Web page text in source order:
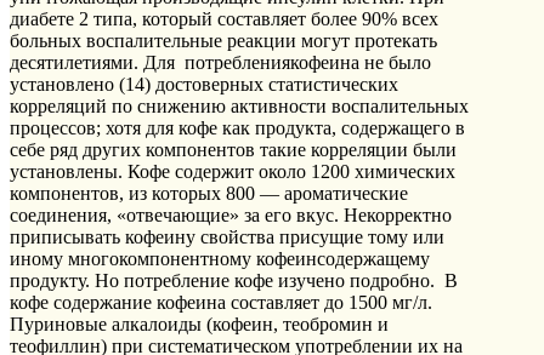
диабете 2 типа, который составляет более 90% всех
больных воспалительные реакции могут протекать
десятилетиями. Для потреблениякофеина не было
установлено (14) достоверных статистических
корреляций по снижению активности воспалительных
процессов; хотя для кофе как продукта, содержащего в
себе ряд других компонентов такие корреляции были
установлены. Кофе содержит около 1200 химических
компонентов, из которых 800 — ароматические
соединения, «отвечающие» за его вкус. Некорректно
приписывать кофеину свойства присущие тому или
иному многокомпонентному кофеинсодержащему
продукту. Но потребление кофе изучено подробно. В
кофе содержание кофеина составляет до 1500 мг/л.
Пуриновые алкалоиды (кофеин, теобромин и
теофиллин) при систематическом употреблении их на